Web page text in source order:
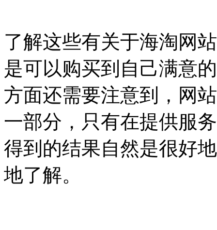
了解这些有关于海淘网
是可以购买到自己满意
方面还需要注意到，网
一部分，只有在提供服
得到的结果自然是很好
地了解。